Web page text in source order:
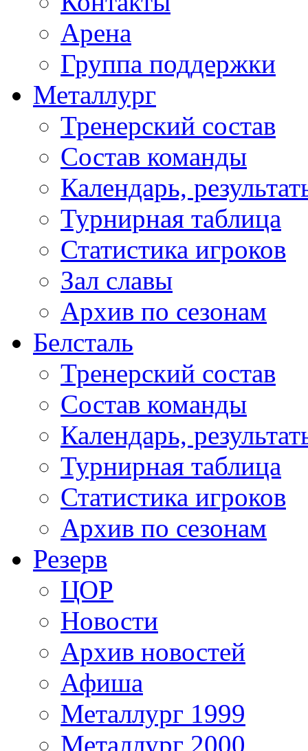
Арена
Группа поддержки
Металлург
Тренерский состав
Состав команды
Календарь,
Турнирная таблица
Статистика игроков
Зал славы
Архив по сезонам
Белсталь
Тренерский состав
Состав команды
Календарь,
Турнирная таблица
Статистика игроков
Архив по сезонам
Резерв
ЦОР
Новости
Архив новостей
Афиша
Металлург 1999
Металлург 2000